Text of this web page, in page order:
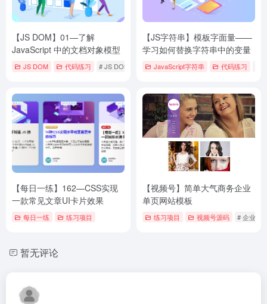
【JS DOM】01—了解
JavaScript 中的文档对象模型
JS DOM 代码练习 # JS DOM教程 # JS图文教程 # 图文教程
【JS字符串】模板字面量——
学习如何替换字符串中的变量
JavaScript字符串 代码练习
【每日一练】162—CSS实现
一款常见文章UI卡片效果
每日一练 练习项目
【视频号】简单大气商务企业
单页网站模板
练习项目 视频号源码 # 企业商
暂无评论